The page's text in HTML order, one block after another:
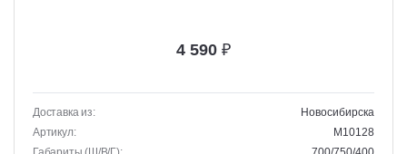
4 590 ₽
Доставка из:
Новосибирска
Артикул:
M10128